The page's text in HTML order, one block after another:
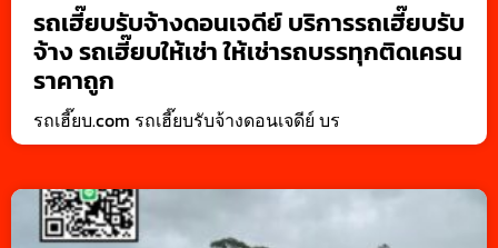
รถเฮี๊ยบรับจ้างดอนเจดีย์ บริการรถเฮี๊ยบรับ
จ้าง รถเฮี๊ยบให้เช่า ให้เช่ารถบรรทุกติดเครน
ราคาถูก
รถเฮี๊ยบ.com รถเฮี๊ยบรับจ้างดอนเจดีย์ บร